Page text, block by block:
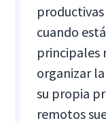
cuando
principales
organizar
su propia
remotos